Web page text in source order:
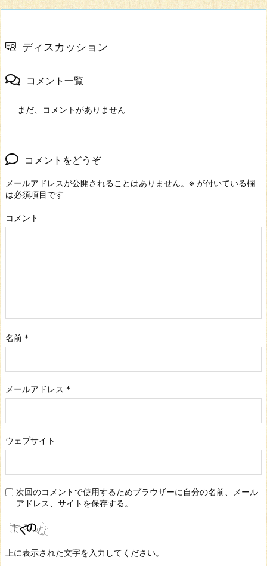
ディスカッション
コメント一覧
まだ、コメントがありません
コメントをどうぞ
メールアドレスが公開されることはありません。 ※ が付いている欄
は必須項目です
コメント
名前 *
メールアドレス *
ウェブサイト
次回のコメントで使用するためブラウザーに自分の名前、メール
アドレス、サイトを保存する。
上に表示された文字を入力してください。